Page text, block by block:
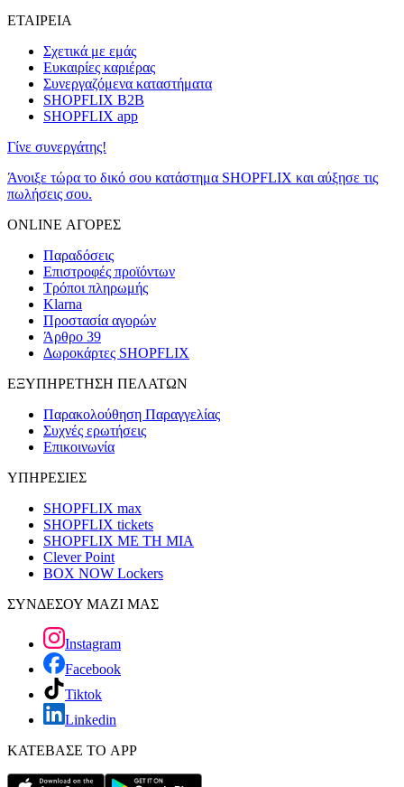
ΕΤΑΙΡΕΙΑ
Σχετικά με εμάς
Ευκαιρίες καριέρας
Συνεργαζόμενα καταστήματα
SHOPFLIX B2B
SHOPFLIX app
Γίνε συνεργάτης!
Άνοιξε τώρα το δικό σου κατάστημα SHOPFLIX και αύξησε τις
πωλήσεις σου.
ONLINE ΑΓΟΡΕΣ
Παραδόσεις
Επιστροφές προϊόντων
Τρόποι πληρωμής
Klarna
Προστασία αγορών
Άρθρο 39
Δωροκάρτες SHOPFLIX
ΕΞΥΠΗΡΕΤΗΣΗ ΠΕΛΑΤΩΝ
Παρακολούθηση Παραγγελίας
Συχνές ερωτήσεις
Επικοινωνία
ΥΠΗΡΕΣΙΕΣ
SHOPFLIX max
SHOPFLIX tickets
SHOPFLIX ΜΕ ΤΗ ΜΙΑ
Clever Point
BOX NOW Lockers
ΣΥΝΔΕΣΟΥ ΜΑΖΙ ΜΑΣ
Instagram
Facebook
Tiktok
Linkedin
ΚΑΤΕΒΑΣΕ ΤΟ APP